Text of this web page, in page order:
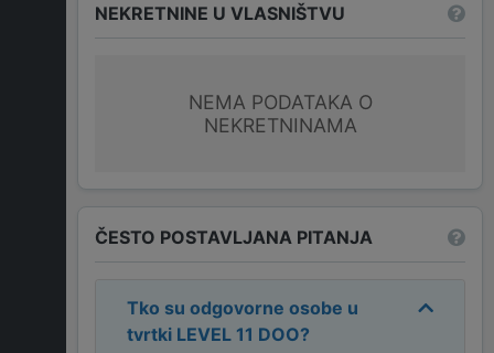
NEKRETNINE U VLASNIŠTVU
NEMA PODATAKA O
NEKRETNINAMA
ČESTO POSTAVLJANA PITANJA
Tko su odgovorne osobe u
tvrtki LEVEL 11 DOO?